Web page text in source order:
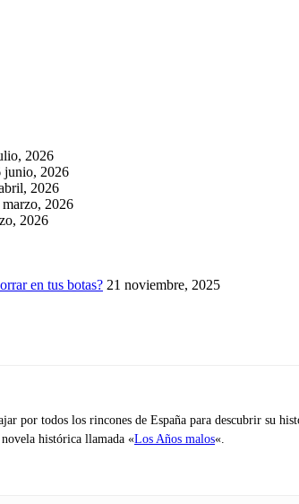
2026
junio, 2026
2026
2026
2026
en tus botas? 21 noviembre, 2025
por todos los rincones de España para descubrir su
histórica llamada «Los Años malos«.